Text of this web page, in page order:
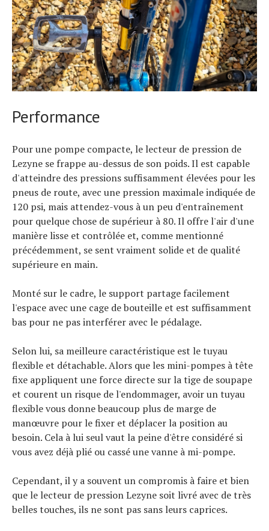
Performance
Pour une pompe compacte, le lecteur de pression de
Lezyne se frappe au-dessus de son poids. Il est capable
d'atteindre des pressions suffisamment élevées pour les
pneus de route, avec une pression maximale indiquée de
120 psi, mais attendez-vous à un peu d'entraînement
pour quelque chose de supérieur à 80. Il offre l'air d'une
manière lisse et contrôlée et, comme mentionné
précédemment, se sent vraiment solide et de qualité
supérieure en main.
Monté sur le cadre, le support partage facilement
l'espace avec une cage de bouteille et est suffisamment
bas pour ne pas interférer avec le pédalage.
Selon lui, sa meilleure caractéristique est le tuyau
flexible et détachable. Alors que les mini-pompes à tête
fixe appliquent une force directe sur la tige de soupape
et courent un risque de l'endommager, avoir un tuyau
flexible vous donne beaucoup plus de marge de
manœuvre pour le fixer et déplacer la position au
besoin. Cela à lui seul vaut la peine d'être considéré si
vous avez déjà plié ou cassé une vanne à mi-pompe.
Cependant, il y a souvent un compromis à faire et bien
que le lecteur de pression Lezyne soit livré avec de très
belles touches, ils ne sont pas sans leurs caprices.